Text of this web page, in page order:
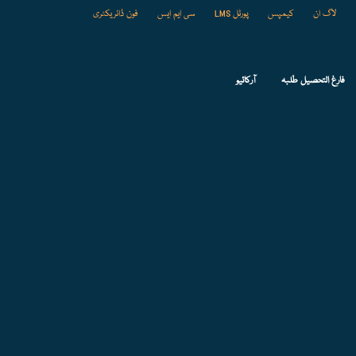
لاگ ان کیمپس پورٹل LMS سی ایم ایس فون ڈائریکٹری
فارغ التحصیل طلبہ آرکائیو